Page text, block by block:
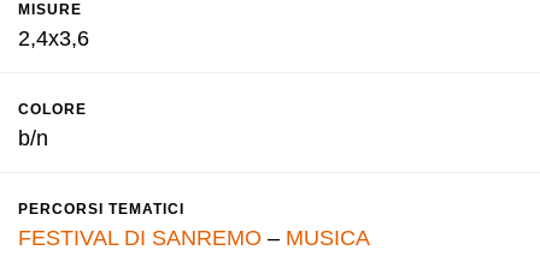
MISURE
2,4x3,6
COLORE
b/n
PERCORSI TEMATICI
FESTIVAL DI SANREMO – MUSICA